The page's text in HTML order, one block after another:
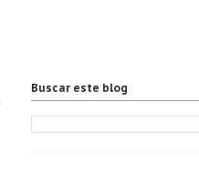
Buscar este blog